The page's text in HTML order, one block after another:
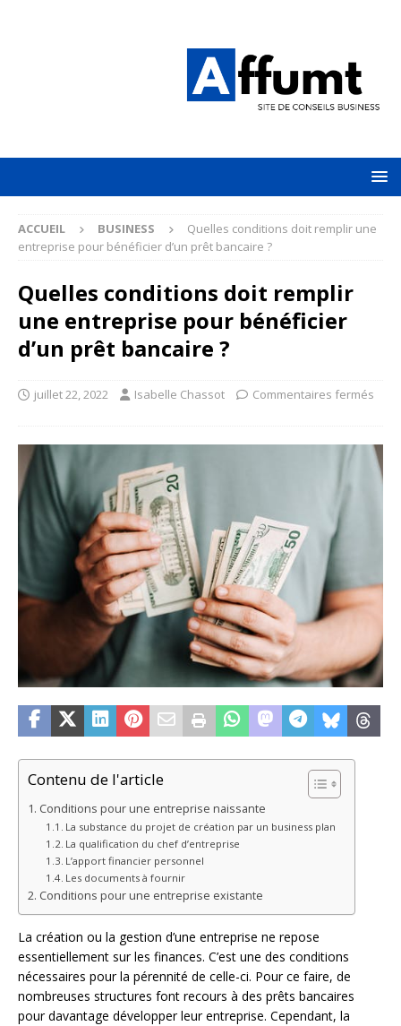
ACCUEIL BUSINESS
Quelles conditions doit remplir une
entreprise pour bénéficier d’un prêt bancaire ?
Quelles conditions doit remplir
une entreprise pour bénéficier
d’un prêt bancaire ?
juillet 22, 2022 Isabelle Chassot Commentaires fermés
Contenu de l'article
Conditions pour une entreprise naissante
La substance du projet de création par un business plan
La qualification du chef d’entreprise
L’apport financier personnel
Les documents à fournir
Conditions pour une entreprise existante
La création ou la gestion d’une entreprise ne repose
essentiellement sur les finances. C’est une des conditions
nécessaires pour la pérennité de celle-ci. Pour ce faire, de
nombreuses structures font recours à des prêts bancaires
pour davantage développer leur entreprise. Cependant, la